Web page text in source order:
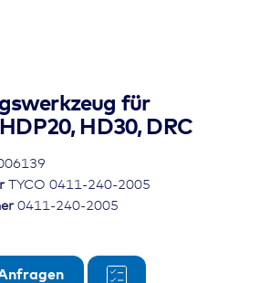
für
HD30, DRC
0411-240-2005
TYCO 0411-240-2005